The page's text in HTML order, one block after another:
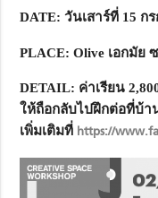
DATE:วันเสาร์ที่ 15 ก
PLACE: Olive เอกมัย
DETAIL: ค่าเรียน 2,
ให้ถือกลับไปฝึกต่อที่บ้า
เพิ่มเติมที่ https://